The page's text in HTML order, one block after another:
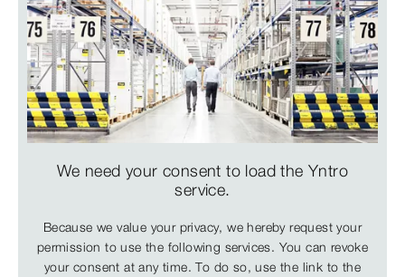
We need your consent to load the Yntro
service.
Because we value your privacy, we hereby request your
permission to use the following services. You can revoke
your consent at any time. To do so, use the link to the